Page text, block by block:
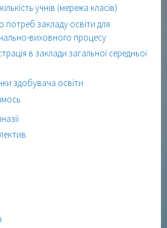
учнів (мережа класів)
потреб закладу освіти для
виховного процесу
в заклади загальної середньої
здобувача освіти